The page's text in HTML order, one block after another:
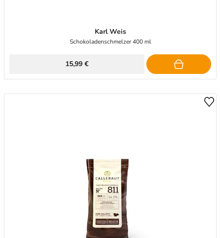
Karl Weis
Schokoladenschmelzer 400 ml
15,99 €